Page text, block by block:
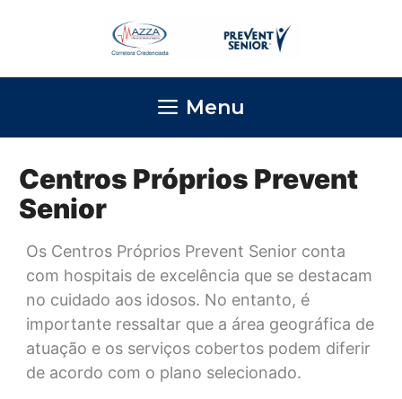
conteúdo
Menu
Centros Próprios Prevent
Senior
Os Centros Próprios Prevent Senior conta
com hospitais de excelência que se destacam
no cuidado aos idosos. No entanto, é
importante ressaltar que a área geográfica de
atuação e os serviços cobertos podem diferir
de acordo com o plano selecionado.